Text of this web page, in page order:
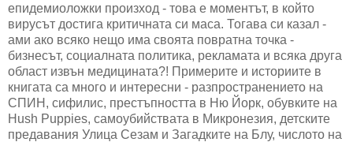
епидемиоложки произход - това е моментът, в който
вирусът достига критичната си маса. Тогава си казал -
ами ако всяко нещо има своята повратна точка -
бизнесът, социалната политика, рекламата и всяка друга
област извън медицината?! Примерите и историите в
книгата са много и интересни - разпространението на
СПИН, сифилис, престъпността в Ню Йорк, обувките на
Hush Puppies, самоубийствата в Микронезия, детските
предавания Улица Сезам и Загадките на Блу, числото на